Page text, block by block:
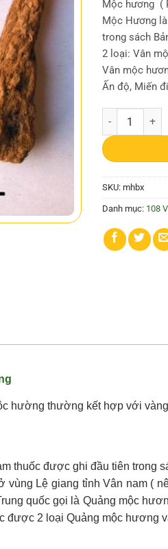
Mộc hương (
Mộc Hương
trong sách
2 loại: Vân
Vân mộc
Ấn độ, Miến
Mộc hương |
SKU: mhbx
Danh mục: 108
hường thường kết hợp với
thuốc được ghi đầu tiên trong
Lệ giang tỉnh Vân nam (
quốc gọi là Quảng mộc
được 2 loại Quảng mộc hương